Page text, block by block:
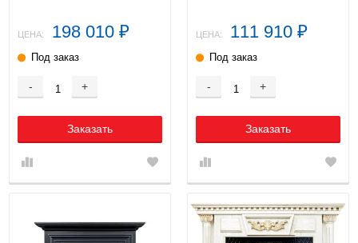
ЦЕНА: 198 010 ₽
Под заказ
- +
Заказать
ЦЕНА: 111 910 ₽
Под заказ
- +
Заказать